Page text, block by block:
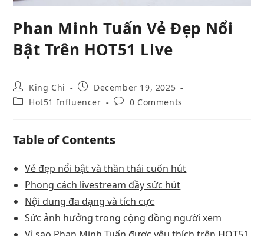
Phan Minh Tuấn Vẻ Đẹp Nổi
Bật Trên HOT51 Live
King Chi
December 19, 2025
Hot51 Influencer
0 Comments
Table of Contents
Vẻ đẹp nổi bật và thần thái cuốn hút
Phong cách livestream đầy sức hút
Nội dung đa dạng và tích cực
Sức ảnh hưởng trong cộng đồng người xem